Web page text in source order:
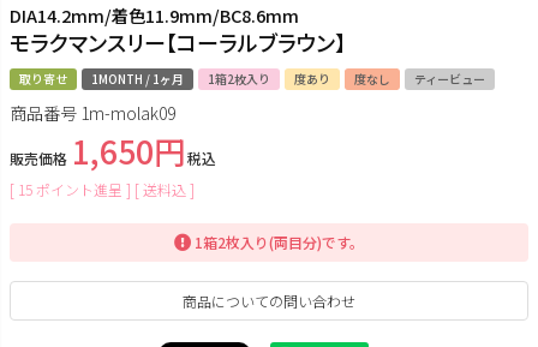
DIA14.2mm/着色11.9mm/BC8.6mm
モラクマンスリー【コーラルブラウン】
取り寄せ 1MONTH / 1ヶ月 1箱2枚入り 度あり 度なし ティービュー
商品番号 1m-molak09
販売価格 1,650
税込
[ 15 ポイント進呈 ] 送料込
1箱2枚入り(両目分)です。
商品についての問い合わせ